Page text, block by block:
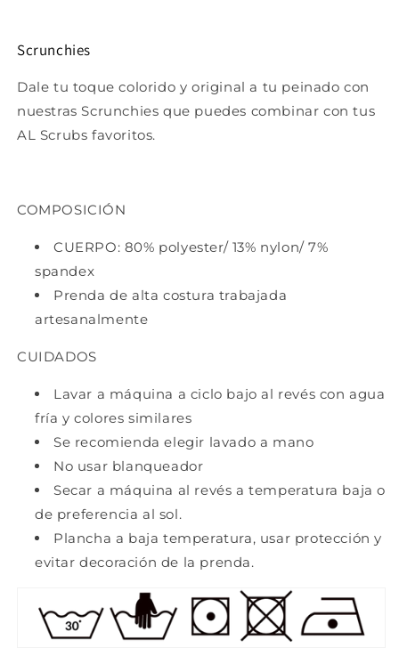
Scrunchies
Dale tu toque colorido y original a tu peinado con
nuestras Scrunchies que puedes combinar con tus
AL Scrubs favoritos.
COMPOSICIÓN
CUERPO: 80% polyester/ 13% nylon/ 7%
spandex
Prenda de alta costura trabajada
artesanalmente
CUIDADOS
Lavar a máquina a ciclo bajo al revés con agua
fría y colores similares
Se recomienda elegir lavado a mano
No usar blanqueador
Secar a máquina al revés a temperatura baja o
de preferencia al sol.
Plancha a baja temperatura, usar protección y
evitar decoración de la prenda.